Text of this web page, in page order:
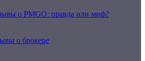
о PMGO: правда или миф?
о брокере